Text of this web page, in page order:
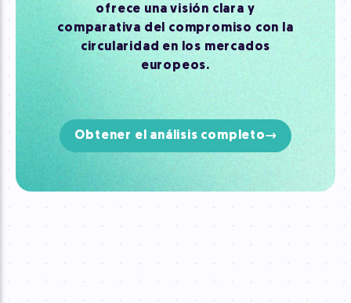
ofrece una visión clara y
comparativa del compromiso con la
circularidad en los mercados
europeos.
Obtener el análisis completo